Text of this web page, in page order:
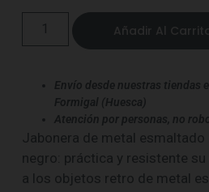
Añadir Al
Envío desde nuestras tiendas
Formigal (Huesca)
Atención por personas, no
Jabonera de metal esmaltado
negro: práctica y resistente
a los objetos retro de metal